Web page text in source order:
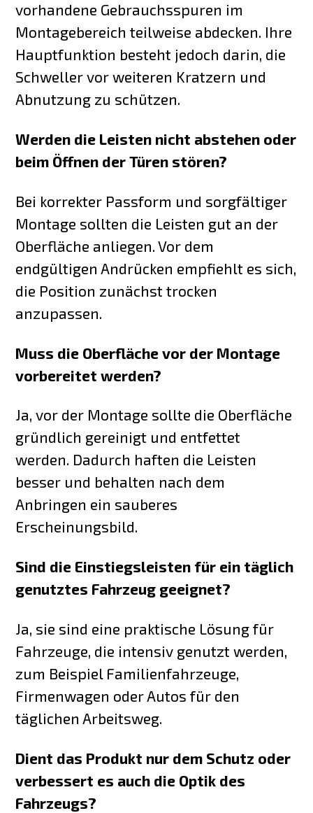
vorhandene Gebrauchsspuren im
Montagebereich teilweise abdecken. Ihre
Hauptfunktion besteht jedoch darin, die
Schweller vor weiteren Kratzern und
Abnutzung zu schützen.
Werden die Leisten nicht abstehen oder
beim Öffnen der Türen stören?
Bei korrekter Passform und sorgfältiger
Montage sollten die Leisten gut an der
Oberfläche anliegen. Vor dem
endgültigen Andrücken empfiehlt es sich,
die Position zunächst trocken
anzupassen.
Muss die Oberfläche vor der Montage
vorbereitet werden?
Ja, vor der Montage sollte die Oberfläche
gründlich gereinigt und entfettet
werden. Dadurch haften die Leisten
besser und behalten nach dem
Anbringen ein sauberes
Erscheinungsbild.
Sind die Einstiegsleisten für ein täglich
genutztes Fahrzeug geeignet?
Ja, sie sind eine praktische Lösung für
Fahrzeuge, die intensiv genutzt werden,
zum Beispiel Familienfahrzeuge,
Firmenwagen oder Autos für den
täglichen Arbeitsweg.
Dient das Produkt nur dem Schutz oder
verbessert es auch die Optik des
Fahrzeugs?